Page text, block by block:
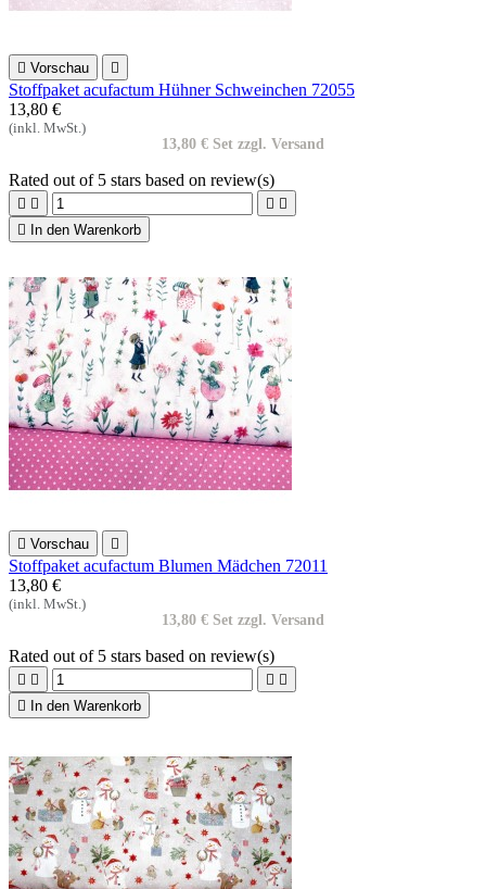
 Vorschau 
Stoffpaket acufactum Hühner Schweinchen 72055
13,80 €
(inkl. MwSt.)
13,80 € Set zzgl. Versand
Rated out of 5 stars based on review(s)
   

In den Warenkorb
 Vorschau 
Stoffpaket acufactum Blumen Mädchen 72011
13,80 €
(inkl. MwSt.)
13,80 € Set zzgl. Versand
Rated out of 5 stars based on review(s)
   

In den Warenkorb